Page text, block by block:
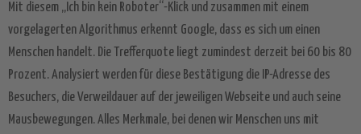
Mehr Informationen
Akzeptieren
Management Platform&eRecht24
Mit diesem „Ich bin kein Roboter“-Klick und zusammen mit einem
vorgelagerten Algorithmus erkennt Google, dass es sich um einen
Menschen handelt. Die Trefferquote liegt zumindest derzeit bei 60 bis 80
Prozent. Analysiert werden für diese Bestätigung die IP-Adresse des
Besuchers, die Verweildauer auf der jeweiligen Webseite und auch seine
Mausbewegungen. Alles Merkmale, bei denen wir Menschen uns mit